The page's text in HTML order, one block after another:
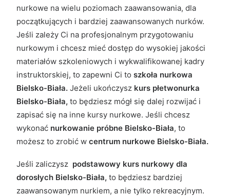
nurkowe na wielu poziomach zaawansowania, dla
początkujących i bardziej zaawansowanych nurków.
Jeśli zależy Ci na profesjonalnym przygotowaniu
nurkowym i chcesz mieć dostęp do wysokiej jakości
materiałów szkoleniowych i wykwalifikowanej kadry
instruktorskiej, to zapewni Ci to szkoła nurkowa
Bielsko-Biała. Jeżeli ukończysz kurs płetwonurka
Bielsko-Biała, to będziesz mógł się dalej rozwijać i
zapisać się na inne kursy nurkowe. Jeśli chcesz
wykonać nurkowanie próbne Bielsko-Biała, to
możesz to zrobić w centrum nurkowe Bielsko-Biała.
Jeśli zaliczysz podstawowy kurs nurkowy dla
dorosłych Bielsko-Biała, to będziesz bardziej
zaawansowanym nurkiem, a nie tylko rekreacyjnym.